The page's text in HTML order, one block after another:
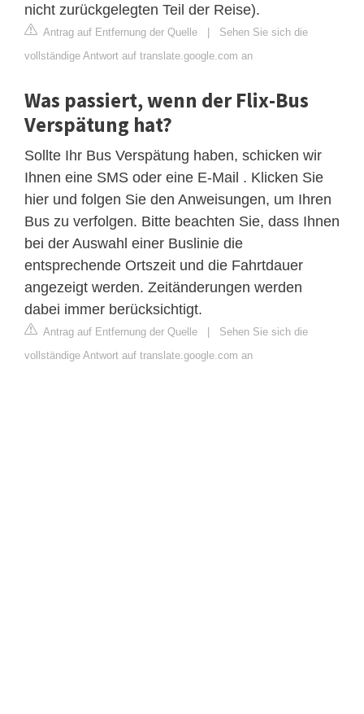
nicht zurückgelegten Teil der Reise).
Antrag auf Entfernung der Quelle | Sehen Sie sich die
vollständige Antwort auf translate.google.com an
Was passiert, wenn der Flix-Bus
Verspätung hat?
Sollte Ihr Bus Verspätung haben, schicken wir
Ihnen eine SMS oder eine E-Mail . Klicken Sie
hier und folgen Sie den Anweisungen, um Ihren
Bus zu verfolgen. Bitte beachten Sie, dass Ihnen
bei der Auswahl einer Buslinie die
entsprechende Ortszeit und die Fahrtdauer
angezeigt werden. Zeitänderungen werden
dabei immer berücksichtigt.
Antrag auf Entfernung der Quelle | Sehen Sie sich die
vollständige Antwort auf translate.google.com an